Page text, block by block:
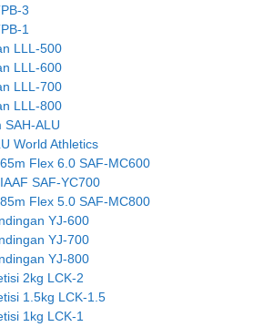
3
1
LLL-500
LLL-600
LLL-700
LLL-800
SAH-ALU
World Athletics
Flex 6.0 SAF-MC600
SAF-YC700
Flex 5.0 SAF-MC800
YJ-600
YJ-700
YJ-800
2kg LCK-2
1.5kg LCK-1.5
1kg LCK-1